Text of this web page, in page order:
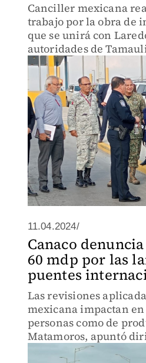
Canciller mexicana
trabajo por la obra de
que se unirá con
autoridades de
11.04.2024/
Canaco
60 mdp por las
puentes
Las revisiones
mexicana impactan en
personas como de
Matamoros, apuntó
organismo local